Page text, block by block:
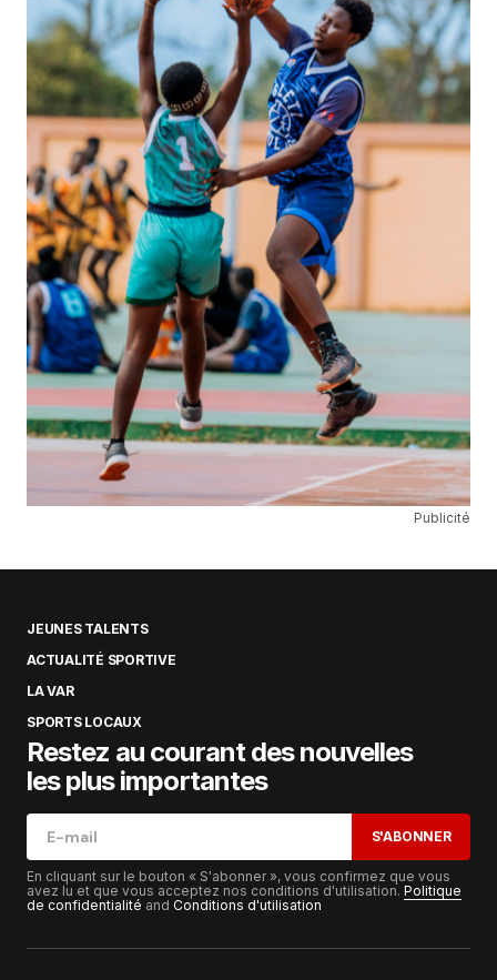
Publicité
JEUNES TALENTS
ACTUALITÉ SPORTIVE
LA VAR
SPORTS LOCAUX
Restez au courant des nouvelles
les plus importantes
S'ABONNER
En cliquant sur le bouton « S'abonner », vous confirmez que vous
avez lu et que vous acceptez nos conditions d'utilisation. Politique
de confidentialité and Conditions d'utilisation